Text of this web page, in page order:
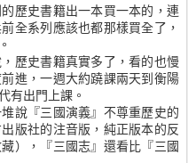
歷史書籍出一本買一本的，連
全系列應該也都那樣買全了，
歷史書籍真實多了，看的也慢
進，一週大約蹺課兩天到衡陽
有出門上課。
說『三國演義』不尊重歷史的
版社的注音版，純正版本的反
），『三國志』還看比『三國